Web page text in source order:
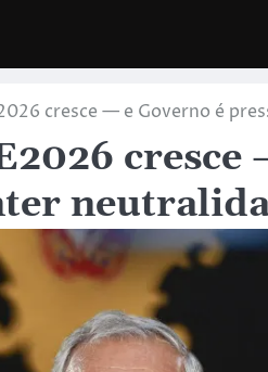
cresce — e Governo é
cresce